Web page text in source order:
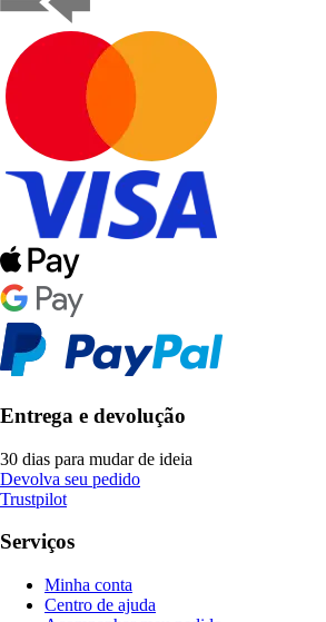
Entrega e devolução
30 dias para mudar de ideia
Devolva seu pedido
Trustpilot
Serviços
Minha conta
Centro de ajuda